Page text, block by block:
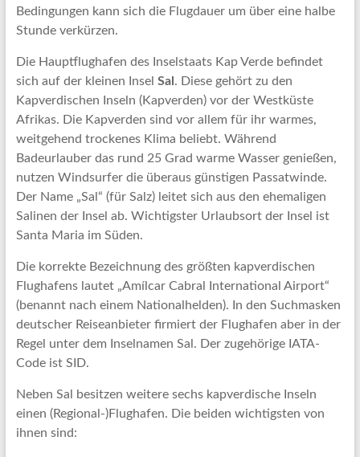
Bedingungen kann sich die Flugdauer um über eine halbe
Stunde verkürzen.
Die Hauptflughafen des Inselstaats Kap Verde befindet
sich auf der kleinen Insel Sal . Diese gehört zu den
Kapverdischen Inseln (Kapverden) vor der Westküste
Afrikas. Die Kapverden sind vor allem für ihr warmes,
weitgehend trockenes Klima beliebt. Während
Badeurlauber das rund 25 Grad warme Wasser genießen,
nutzen Windsurfer die überaus günstigen Passatwinde.
Der Name „Sal“ (für Salz) leitet sich aus den ehemaligen
Salinen der Insel ab. Wichtigster Urlaubsort der Insel ist
Santa Maria im Süden.
Die korrekte Bezeichnung des größten kapverdischen
Flughafens lautet „Amílcar Cabral International Airport“
(benannt nach einem Nationalhelden). In den Suchmasken
deutscher Reiseanbieter firmiert der Flughafen aber in der
Regel unter dem Inselnamen Sal. Der zugehörige IATA-
Code ist SID.
Neben Sal besitzen weitere sechs kapverdische Inseln
einen (Regional-)Flughafen. Die beiden wichtigsten von
ihnen sind: